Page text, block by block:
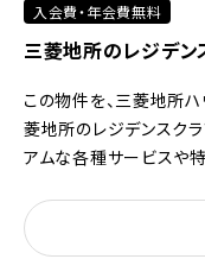
入会費・年会費無料
三菱地所のレジデン
この物件を、三菱地所ハ
菱地所のレジデンスクラ
アムな各種サービスや